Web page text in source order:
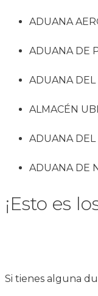
ADUANA
ADUANA DE
ADUANA
ALMACÉN
ADUANA
ADUANA DE
¡Esto es
Si tienes alguna